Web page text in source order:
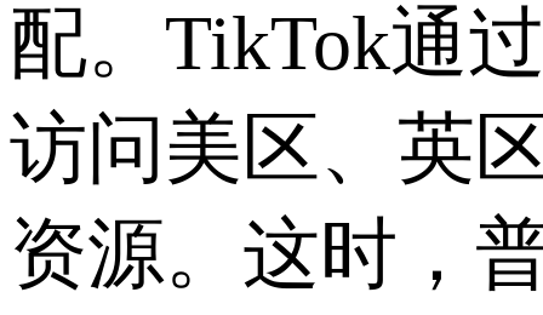
配。 TikTok通
访问美区、英
资源。这时，